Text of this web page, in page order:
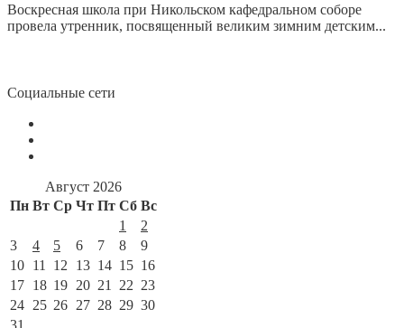
Воскресная школа при Никольском кафедральном соборе
провела утренник, посвященный великим зимним детским...
Социальные сети
Август 2026
Пн Вт Ср Чт Пт Сб Вс
1
2
3
4 5 6 7 8
9
10 11 12 13 14 15 16
17 18 19 20 21 22 23
24 25 26 27 28 29 30
31